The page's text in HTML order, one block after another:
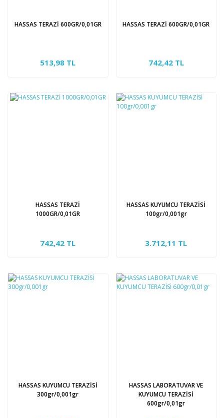
HASSAS TERAZİ 600GR/0,01GR
513,98 TL
HASSAS TERAZİ 600GR/0,01GR
742,42 TL
HASSAS TERAZİ
1000GR/0,01GR
742,42 TL
HASSAS KUYUMCU TERAZİSİ
100gr/0,001gr
3.712,11 TL
HASSAS KUYUMCU TERAZİSİ
300gr/0,001gr
HASSAS LABORATUVAR VE
KUYUMCU TERAZİSİ
600gr/0,01gr